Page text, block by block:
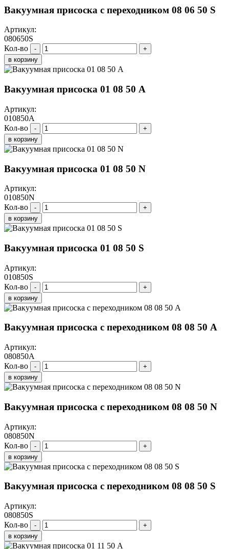
Вакуумная присоска с переходником 08 06 50 S
Артикул:
080650S
Кол-во
-
+
в корзину
Вакуумная присоска 01 08 50 A
Артикул:
010850A
Кол-во
-
+
в корзину
Вакуумная присоска 01 08 50 N
Артикул:
010850N
Кол-во
-
+
в корзину
Вакуумная присоска 01 08 50 S
Артикул:
010850S
Кол-во
-
+
в корзину
Вакуумная присоска с переходником 08 08 50 A
Артикул:
080850A
Кол-во
-
+
в корзину
Вакуумная присоска с переходником 08 08 50 N
Артикул:
080850N
Кол-во
-
+
в корзину
Вакуумная присоска с переходником 08 08 50 S
Артикул:
080850S
Кол-во
-
+
в корзину